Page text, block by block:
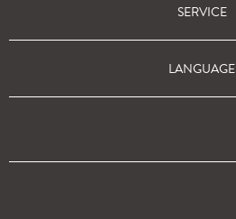
SERVICE
LANGUAGE